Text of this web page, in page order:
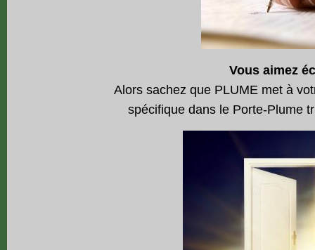
Vous aimez
Alors sachez que PLUME met à
spécifique dans le Porte-Plume